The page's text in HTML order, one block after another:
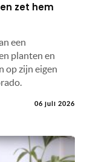
zet hem
een
planten en
op zijn eigen
06 juli 2026